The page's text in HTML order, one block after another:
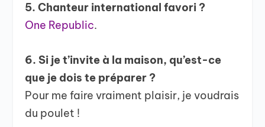
5. Chanteur international favori ?
One Republic.
6. Si je t’invite à la maison, qu’est-ce
que je dois te préparer ?
Pour me faire vraiment plaisir, je voudrais
du poulet !